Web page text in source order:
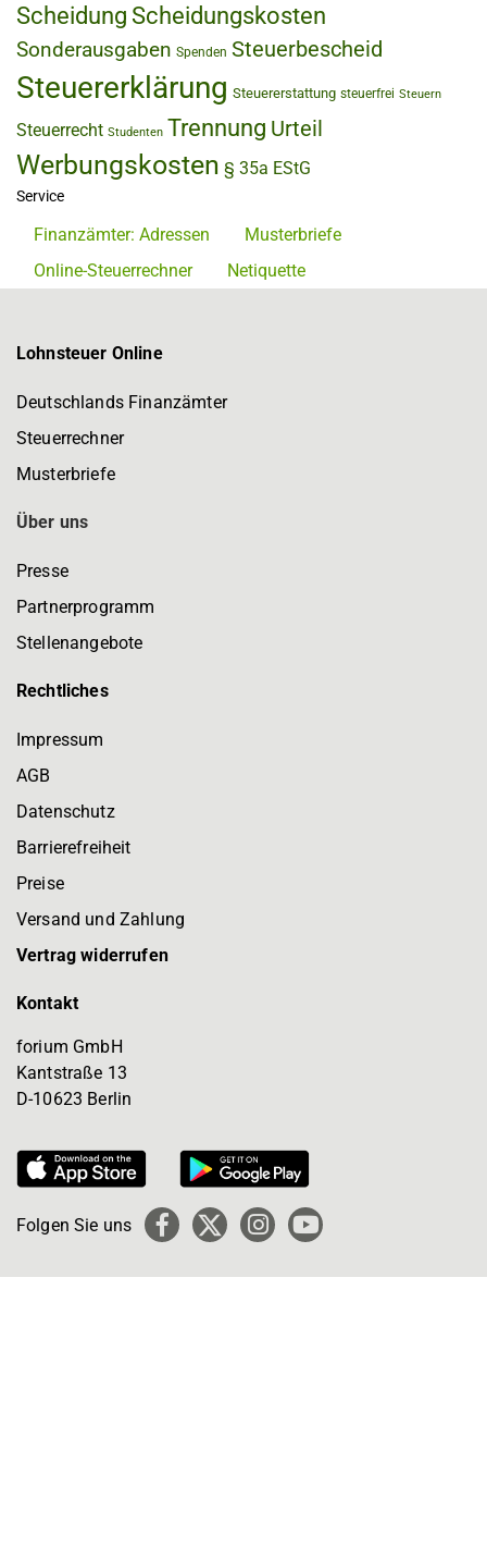
Scheidung Scheidungskosten
Sonderausgaben Spenden Steuerbescheid
Steuererklärung Steuererstattung steuerfrei Steuern
Steuerrecht Studenten Trennung Urteil
Werbungskosten § 35a EStG
Service
Finanzämter: Adressen
Musterbriefe
Online-Steuerrechner
Netiquette
Lohnsteuer Online
Deutschlands Finanzämter
Steuerrechner
Musterbriefe
Über uns
Presse
Partnerprogramm
Stellenangebote
Rechtliches
Impressum
AGB
Datenschutz
Barrierefreiheit
Preise
Versand und Zahlung
Vertrag widerrufen
Kontakt
forium GmbH
Kantstraße 13
D-10623 Berlin
Folgen Sie uns Facebook
X
Instagram